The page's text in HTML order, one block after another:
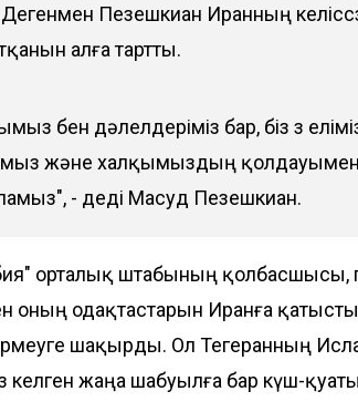
Дегенмен Пезешкиан Иранның
алға тартты.
бен дәлелдеріміз бар, біз өз
және халқымыздың
- деді Масуд Пезешкиан.
орталық штабының қолбасшысы,
оның одақтастарын Иранға
шақырды. Ол Тегеранның
келген жаңа шабуылға бар күш-